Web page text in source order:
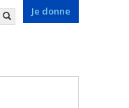
Je donne